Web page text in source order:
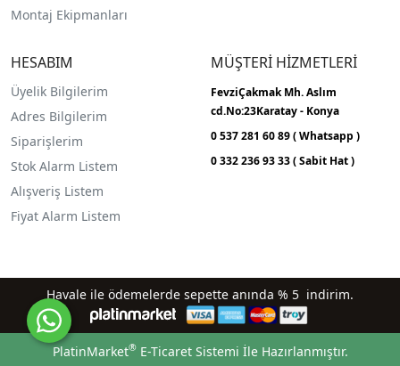
Montaj Ekipmanları
HESABIM
Üyelik Bilgilerim
Adres Bilgilerim
Siparişlerim
Stok Alarm Listem
Alışveriş Listem
Fiyat Alarm Listem
MÜŞTERİ HİZMETLERİ
FevziÇakmak Mh.Aslım
cd.No:23Karatay - Konya
0 537 281 60 89 ( Whatsapp )
0 332 236 93 33 ( Sabit Hat )
Havale ile ödemelerde sepette anında % 5 indirim.
PlatinMarket®E-Ticaret Sistemi İle Hazırlanmıştır.